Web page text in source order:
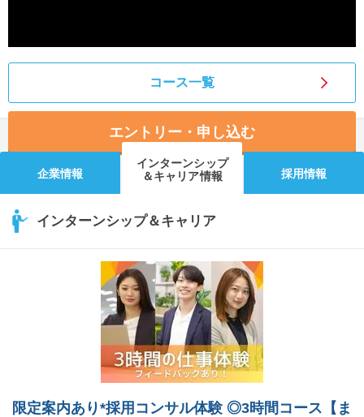
コース一覧
エントリー・申し込む
企業情報
インターンシップ
＆キャリア情報
採用情報
インターンシップ＆キャリア
限定案内あり*採用コンサル体験 ◎3時間コース【ま